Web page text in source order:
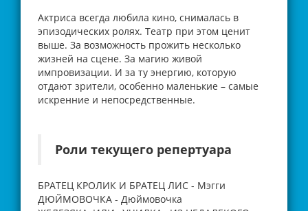
Актриса всегда любила кино, снималась в
эпизодических ролях. Театр при этом ценит
выше. За возможность прожить несколько
жизней на сцене. За магию живой
импровизации. И за ту энергию, которую
отдают зрители, особенно маленькие – самые
искренние и непосредственные.
Роли текущего репертуара
БРАТЕЦ КРОЛИК И БРАТЕЦ ЛИС - Мэгги
ДЮЙМОВОЧКА - Дюймовочка